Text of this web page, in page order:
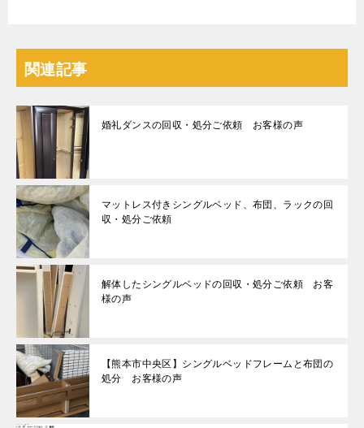
関連記事
婚礼ダンスの回収・処分ご依頼 お客様の声
マットレス付きシングルベッド、布団、ラックの回
収・処分ご依頼
解体したシングルベッドの回収・処分ご依頼 お客
様の声
【熊本市中央区】シングルベッドフレームと布団の
処分 お客様の声